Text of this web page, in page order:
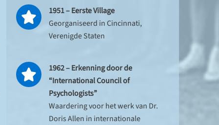
1951 – Eerste Village
Georganiseerd in Cincinnati,
Verenigde Staten
1962 – Erkenning door de
“International Council of
Psychologists”
Waardering voor het werk van Dr.
Doris Allen in internationale